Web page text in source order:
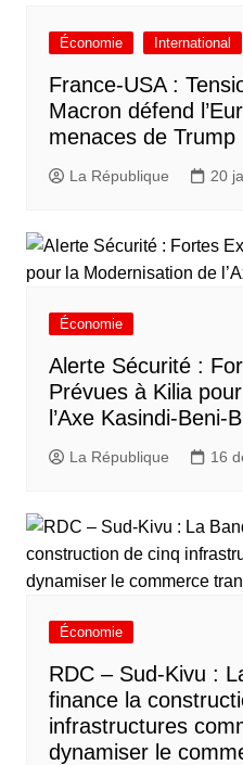
Économie International
France-USA :
Macron défend
menaces de Trump
La République 20
Économie
Alerte Sécurité :
Prévues à Kilia
l’Axe Kasindi-Beni-
La République 16
Économie
RDC – Sud-Kivu :
finance la
infrastructures
dynamiser le